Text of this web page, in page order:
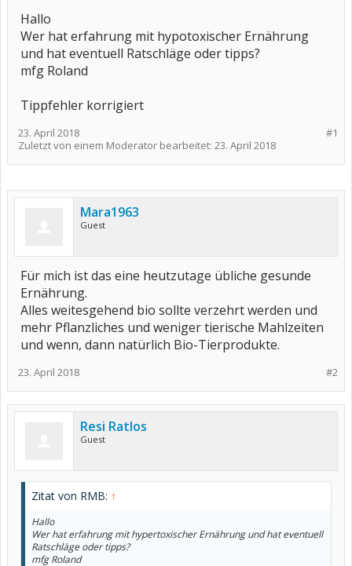
Hallo
Wer hat erfahrung mit hypotoxischer Ernährung
und hat eventuell Ratschläge oder tipps?
mfg Roland
Tippfehler korrigiert
#1
23. April 2018
Zuletzt von einem Moderator bearbeitet: 23. April 2018
Mara1963
Guest
Für mich ist das eine heutzutage übliche gesunde
Ernährung.
Alles weitesgehend bio sollte verzehrt werden und
mehr Pflanzliches und weniger tierische Mahlzeiten
und wenn, dann natürlich Bio-Tierprodukte.
#2
23. April 2018
Resi Ratlos
Guest
Zitat von RMB: ↑
Hallo
Wer hat erfahrung mit hypertoxischer Ernährung und hat eventuell
Ratschläge oder tipps?
mfg Roland